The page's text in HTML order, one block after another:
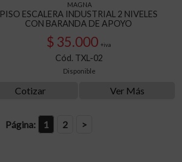
MAGNA
PISO ESCALERA INDUSTRIAL 2 NIVELES
CON BARANDA DE APOYO
$ 35.000 +iva
Cód. TXL-02
Disponible
Cotizar Ver Más
Página: 1 2 >